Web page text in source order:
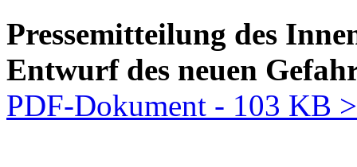
Pressemitteilung des
Entwurf des neuen
PDF-Dokument - 103 KB